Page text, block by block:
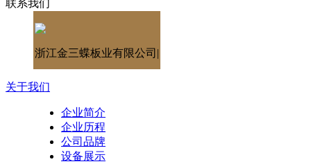
联系我们
浙江金三蝶板业有限公司|
关于我们
企业简介
企业历程
公司品牌
设备展示